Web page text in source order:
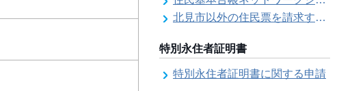
北見市以外の住民票を請求する（住民票の広域交付）
特別永住者証明書
特別永住者証明書に関する申請